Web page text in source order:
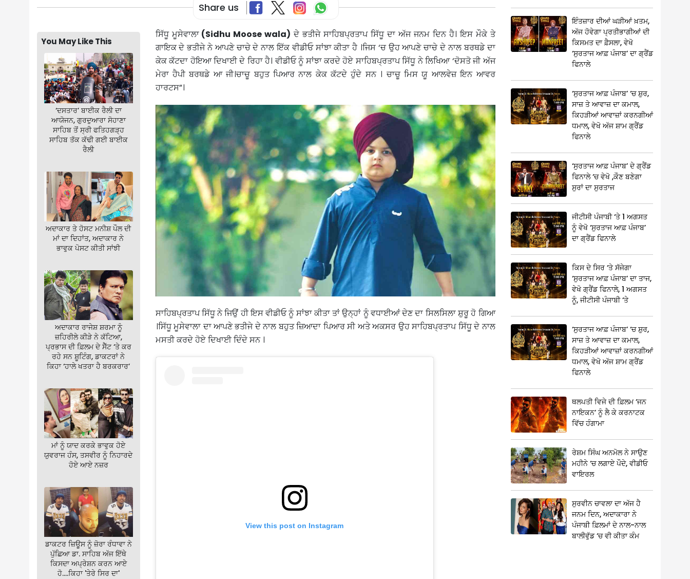
Share us
You May Like This
‘ਦਸਤਾਰ’ ਬਾਈਕ ਰੈਲੀ ਦਾ
ਆਯੋਜਨ, ਗੁਰਦੁਆਰਾ ਸੋਹਾਣਾ
ਸਾਹਿਬ ਤੋਂ ਸ੍ਰੀ ਫਤਿਹਗੜ੍ਹ
ਸਾਹਿਬ ਤੱਕ ਕੱਢੀ ਗਈ ਬਾਈਕ
ਰੈਲੀ
ਅਦਾਕਾਰ ਤੇ ਹੋਸਟ ਮਨੀਸ਼ ਪੌਲ ਦੀ
ਮਾਂ ਦਾ ਦਿਹਾਂਤ, ਅਦਾਕਾਰ ਨੇ
ਭਾਵੁਕ ਪੋਸਟ ਕੀਤੀ ਸਾਂਝੀ
ਅਦਾਕਾਰ ਰਾਜੇਸ਼ ਸ਼ਰਮਾ ਨੂੰ
ਜ਼ਹਿਰੀਲੇ ਕੀੜੇ ਨੇ ਕੱਟਿਆ,
ਪ੍ਰਭਾਸ ਦੀ ਫ਼ਿਲਮ ਦੇ ਸੈੱਟ ‘ਤੇ ਕਰ
ਰਹੇ ਸਨ ਸ਼ੂਟਿੰਗ, ਡਾਕਟਰਾਂ ਨੇ
ਕਿਹਾ ‘ਹਾਲੇ ਖਤਰਾ ਹੈ ਬਰਕਰਾਰ’
ਮਾਂ ਨੂੰ ਯਾਦ ਕਰਕੇ ਭਾਵੁਕ ਹੋਏ
ਯੁਵਰਾਜ ਹੰਸ, ਤਸਵੀਰ ਨੂੰ ਨਿਹਾਰਦੇ
ਹੋਏ ਆਏ ਨਜ਼ਰ
ਡਾਕਟਰ ਜ਼ਿਊਸ ਨੂੰ ਜ਼ੋਰਾ ਰੰਧਾਵਾ ਨੇ
ਪੁੱਛਿਆ ਡਾ. ਸਾਹਿਬ ਅੱਜ ਇੱਥੇ
ਕਿਸਦਾ ਅਪ੍ਰੇਸ਼ਨ ਕਰਨ ਆਏ
ਹੋ….ਕਿਹਾ 'ਤੇਰੇ ਸਿਰ ਦਾ'
ਸਿੱਧੂ ਮੂਸੇਵਾਲਾ(Sidhu Moose wala) ਦੇ ਭਤੀਜੇ ਸਾਹਿਬਪ੍ਰਤਾਪ ਸਿੱਧੂ ਦਾ ਅੱਜ ਜਨਮ ਦਿਨ ਹੈ। ਇਸ ਮੌਕੇ ਤੇ
ਗਾਇਕ ਦੇ ਭਤੀਜੇ ਨੇ ਆਪਣੇ ਚਾਚੇ ਦੇ ਨਾਲ ਇੱਕ ਵੀਡੀਓ ਸਾਂਝਾ ਕੀਤਾ ਹੈ ।ਜਿਸ ‘ਚ ਉਹ ਆਪਣੇ ਚਾਚੇ ਦੇ ਨਾਲ ਬਰਥਡੇ ਦਾ
ਕੇਕ ਕੱਟਦਾ ਹੋਇਆ ਦਿਖਾਈ ਦੇ ਰਿਹਾ ਹੈ। ਵੀਡੀਓ ਨੂੰ ਸਾਂਝਾ ਕਰਦੇ ਹੋਏ ਸਾਹਿਬਪ੍ਰਤਾਪ ਸਿੱਧੂ ਨੇ ਲਿਖਿਆ ‘ਦੋਸਤੋ ਜੀ ਅੱਜ
ਮੇਰਾ ਹੈਪੀ ਬਰਥਡੇ ਆ ਜੀ।ਚਾਚੂ ਬਹੁਤ ਪਿਆਰ ਨਾਲ ਕੇਕ ਕੱਟਦੇ ਹੁੰਦੇ ਸਨ । ਚਾਚੂ ਮਿਸ ਯੂ ਆਲਵੇਜ਼ ਇਨ ਆਵਰ
ਹਾਰਟਸ”।
ਸਾਹਿਬਪ੍ਰਤਾਪ ਸਿੱਧੂ ਨੇ ਜਿਉਂ ਹੀ ਇਸ ਵੀਡੀਓ ਨੂੰ ਸਾਂਝਾ ਕੀਤਾ ਤਾਂ ਉਨ੍ਹਾਂ ਨੂੰ ਵਧਾਈਆਂ ਦੇਣ ਦਾ ਸਿਲਸਿਲਾ ਸ਼ੁਰੂ ਹੋ ਗਿਆ
।ਸਿੱਧੂ ਮੂਸੇਵਾਲਾ ਦਾ ਆਪਣੇ ਭਤੀਜੇ ਦੇ ਨਾਲ ਬਹੁਤ ਜ਼ਿਆਦਾ ਪਿਆਰ ਸੀ ਅਤੇ ਅਕਸਰ ਉਹ ਸਾਹਿਬਪ੍ਰਤਾਪ ਸਿੱਧੂ ਦੇ ਨਾਲ
ਮਸਤੀ ਕਰਦੇ ਹੋਏ ਦਿਖਾਈ ਦਿੰਦੇ ਸਨ ।
View this post on Instagram
ਇੰਤਜ਼ਾਰ ਦੀਆਂ ਘੜੀਆਂ ਖ਼ਤਮ,
ਅੱਜ ਹੋਵੇਗਾ ਪ੍ਰਤੀਭਾਗੀਆਂ ਦੀ
ਕਿਸਮਤ ਦਾ ਫ਼ੈਸਲਾ, ਵੇਖੋ
‘ਸੁਰਤਾਜ ਆਫ਼ ਪੰਜਾਬ’ ਦਾ ਗ੍ਰੈਂਡ
ਫਿਨਾਲੇ
‘ਸੁਰਤਾਜ ਆਫ਼ ਪੰਜਾਬ’ ‘ਚ ਸ਼ੁਰ,
ਸਾਜ਼ ਤੇ ਆਵਾਜ਼ ਦਾ ਕਮਾਲ,
ਕਿਹੜੀਆਂ ਆਵਾਜ਼ਾਂ ਕਰਨਗੀਆਂ
ਧਮਾਲ, ਵੇਖੋ ਅੱਜ ਸ਼ਾਮ ਗ੍ਰੈਂਡ
ਫਿਨਾਲੇ
‘ਸੁਰਤਾਜ ਆਫ਼ ਪੰਜਾਬ’ ਦੇ ਗ੍ਰੈਂਡ
ਫਿਨਾਲੇ ‘ਚ ਵੇਖੋ ,ਕੌਣ ਬਣੇਗਾ
ਸੁਰਾਂ ਦਾ ਸੁਰਤਾਜ
ਜੀਟੀਸੀ ਪੰਜਾਬੀ ‘ਤੇ 1 ਅਗਸਤ
ਨੂੰ ਵੇਖੋ ‘ਸੁਰਤਾਜ ਆਫ਼ ਪੰਜਾਬ’
ਦਾ ਗ੍ਰੈਂਡ ਫਿਨਾਲੇ
ਕਿਸ ਦੇ ਸਿਰ ‘ਤੇ ਸੱਜੇਗਾ
‘ਸੁਰਤਾਜ ਆਫ਼ ਪੰਜਾਬ’ ਦਾ ਤਾਜ,
ਵੇਖੋ ਗ੍ਰੈਂਡ ਫਿਨਾਲੇ, 1 ਅਗਸਤ
ਨੂੰ, ਜੀਟੀਸੀ ਪੰਜਾਬੀ ‘ਤੇ
‘ਸੁਰਤਾਜ ਆਫ਼ ਪੰਜਾਬ’ ‘ਚ ਸ਼ੁਰ,
ਸਾਜ਼ ਤੇ ਆਵਾਜ਼ ਦਾ ਕਮਾਲ,
ਕਿਹੜੀਆਂ ਆਵਾਜ਼ਾਂ ਕਰਨਗੀਆਂ
ਧਮਾਲ, ਵੇਖੋ ਅੱਜ ਸ਼ਾਮ ਗ੍ਰੈਂਡ
ਫਿਨਾਲੇ
ਥਲਪਤੀ ਵਿਜੇ ਦੀ ਫ਼ਿਲਮ ‘ਜਨ
ਨਾਇਕਨ’ ਨੂੰ ਲੈ ਕੇ ਕਰਨਾਟਕ
ਵਿੱਚ ਹੰਗਾਮਾ
ਰੇਸ਼ਮ ਸਿੰਘ ਅਨਮੋਲ ਨੇ ਸਾਉਣ
ਮਹੀਨੇ ‘ਚ ਲਗਾਏ ਪੌਦੇ, ਵੀਡੀਓ
ਵਾਇਰਲ
ਸੁਰਵੀਨ ਚਾਵਲਾ ਦਾ ਅੱਜ ਹੈ
ਜਨਮ ਦਿਨ, ਅਦਾਕਾਰਾ ਨੇ
ਪੰਜਾਬੀ ਫ਼ਿਲਮਾਂ ਦੇ ਨਾਲ-ਨਾਲ
ਬਾਲੀਵੁੱਡ ‘ਚ ਵੀ ਕੀਤਾ ਕੰਮ